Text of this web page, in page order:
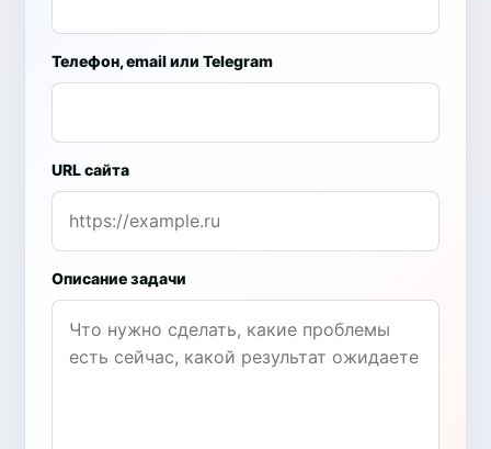
Телефон, email или Telegram
URL сайта
Описание задачи